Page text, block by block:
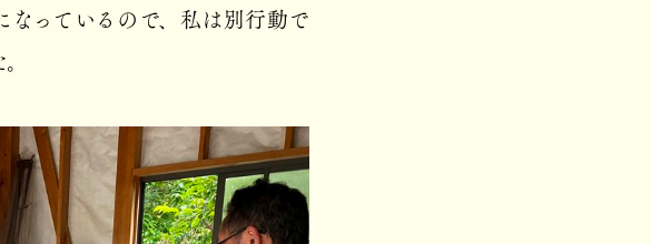
っているので、私は別行動で